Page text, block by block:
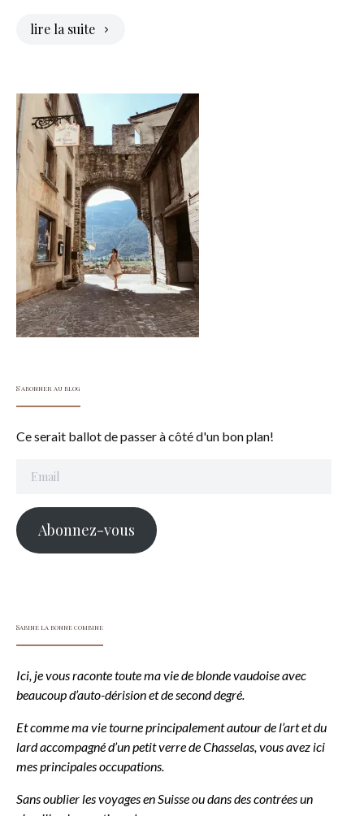
lire la suite
S'abonner au blog
Ce serait ballot de passer à côté d'un bon plan!
Abonnez-vous
Sabine la bonne combine
Ici, je vous raconte toute ma vie de blonde vaudoise avec
beaucoup d’auto-dérision et de second degré.
Et comme ma vie tourne principalement autour de l’art et du
lard accompagné d’un petit verre de Chasselas, vous avez ici
mes principales occupations.
Sans oublier les voyages en Suisse ou dans des contrées un